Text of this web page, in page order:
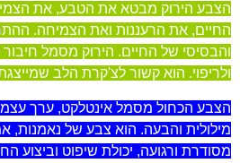
הצבע הירוק מבטא את הטבע, את
החיים, את הרעננות ואת הצמיחה.
והבסיסי של החיים. הירוק מסמל
ולריפוי. הוא קשור לצ'קרת הלב
הצבע הכחול מסמל אינטלקט, ערך
מילולית והבעה. הוא צבע של נאמנות,
מסודרת ורגועה, יכולת שיפוט וביצוע